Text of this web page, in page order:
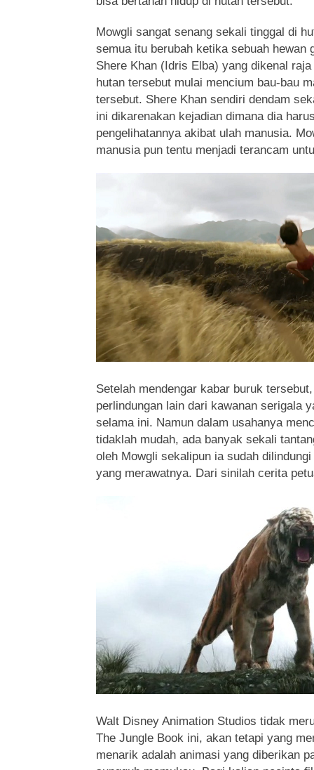
Mowgli sangat senang sekali tinggal di
semua itu berubah ketika sebuah hewan
Shere Khan (Idris Elba) yang dikenal
hutan tersebut mulai mencium bau-bau
tersebut. Shere Khan sendiri dendam
ini dikarenakan kejadian dimana dia
pengelihatannya akibat ulah manusia.
manusia pun tentu menjadi terancam
Setelah mendengar kabar buruk
perlindungan lain dari kawanan serigala
selama ini. Namun dalam usahanya
tidaklah mudah, ada banyak sekali
oleh Mowgli sekalipun ia sudah
yang merawatnya. Dari sinilah cerita
Walt Disney Animation Studios tidak
The Jungle Book ini, akan tetapi yang
menarik adalah animasi yang diberikan